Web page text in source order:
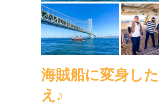
海賊船に変身し
え♪